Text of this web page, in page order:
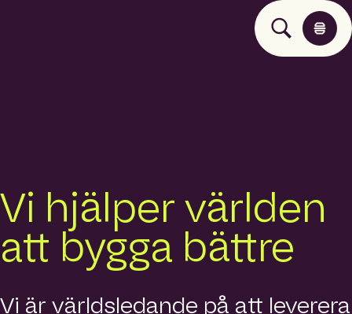
h
E
a
s
t
r
Om oss
Nyheter
Vi hjälper världen
att bygga bättre
Vi är världsledande på att leverera